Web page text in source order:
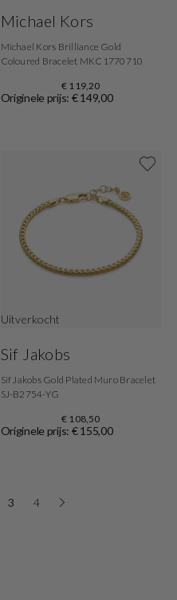
Michael Kors
Michael Kors Brilliance Gold
Coloured Bracelet MKC1770710
€ 119,20
Originele prijs: € 149,00
Uitverkocht
Sif Jakobs
Sif Jakobs Gold Plated Muro Bracelet
SJ-B2754-YG
€ 108,50
Originele prijs: € 155,00
3 4